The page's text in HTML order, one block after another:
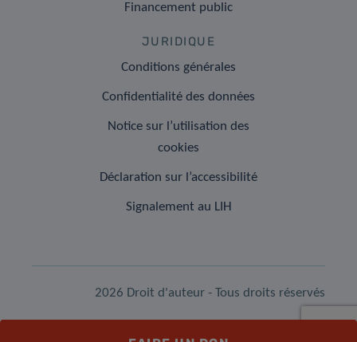
Financement public
JURIDIQUE
Conditions générales
Confidentialité des données
Notice sur l’utilisation des
cookies
Déclaration sur l’accessibilité
Signalement au LIH
2026 Droit d'auteur - Tous droits réservés